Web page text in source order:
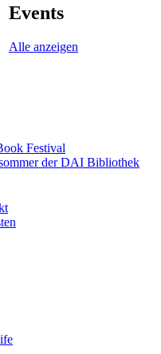
Events
Alle anzeigen
Festival
der DAI Bibliothek